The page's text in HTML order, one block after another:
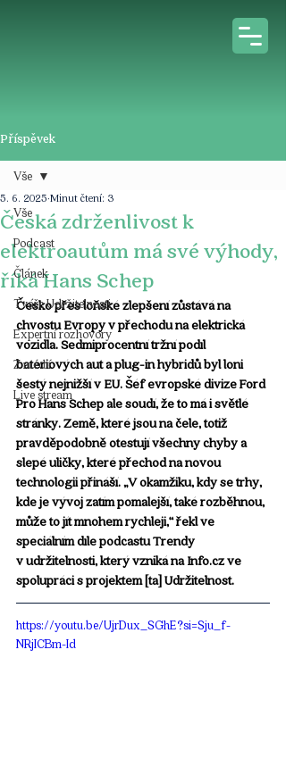
Příspěvek
Vše
Podcast
Článek
Tváře Udržitelnosti
Expertní rozhovory
Z médií
Live stream
Vše
Česká zdrženlivost k
elektroautům má své výhody,
říká Hans Schep
5. 6. 2025 Minut čtení: 3
Česko přes loňské zlepšení zůstává na
chvostu Evropy v přechodu na elektrická
vozidla. Sedmiprocentní tržní podíl
bateriových aut a plug-in hybridů byl loni
šestý nejnižší v EU. Šéf evropské divize Ford
Pro Hans Schep ale soudí, že to má i světlé
stránky. Země, které jsou na čele, totiž
pravděpodobně otestují všechny chyby a
slepé uličky, které přechod na novou
technologii přináší. „V okamžiku, kdy se trhy,
kde je vývoj zatím pomalejší, také rozběhnou,
může to jít mnohem rychleji,“ řekl ve
speciálním díle podcastu Trendy
v udržitelnosti, který vzniká na Info.cz ve
spolupráci s projektem [ta] Udržitelnost.
https://youtu.be/UjrDux_SGhE?si=Sju_f-
NRjICBm-Id